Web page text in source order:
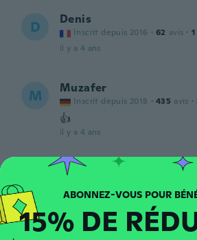
D Denis
Inscrit depuis 2016 · 62 avis · 1
il y a 4 ans
M Muzafer
Inscrit depuis 2018 · 435 avis ·
👍
il y a 4 ans
Donal
il y a 4 ans
15% DE